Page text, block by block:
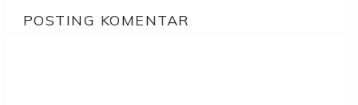
POSTING KOMENTAR